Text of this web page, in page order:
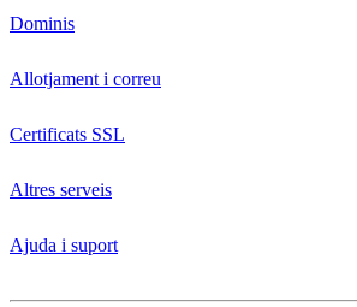
Dominis
Allotjament i correu
Certificats SSL
Altres serveis
Ajuda i suport